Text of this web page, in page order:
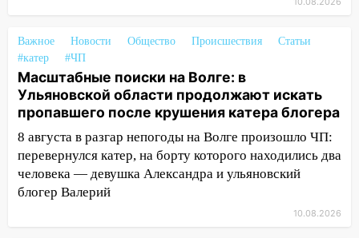
выросло до 13 человек, среди них есть
ребенок
12:46
Масштабные поиски на Волге: в
Ульяновской области продолжают
искать пропавшего после крушения
катера блогера
11:53
Стало известно о состоянии
девочки, которую зажало между
автомобилем и перилами во время
Важное Новости Общество Происшествия
Статьи
#катер
#ЧП
Масштабные поиски на Волге: в
Ульяновской области продолжают искать
пропавшего после крушения катера блогера
8 августа в разгар непогоды на Волге произошло ЧП:
перевернулся катер, на борту которого находились два
человека — девушка Александра и ульяновский
блогер Валерий
10.08.2026